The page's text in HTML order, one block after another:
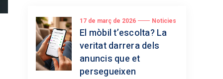
17 de març de 2026 Noticies
El mòbil t’escolta? La
veritat darrera dels
anuncis que et
persegueixen